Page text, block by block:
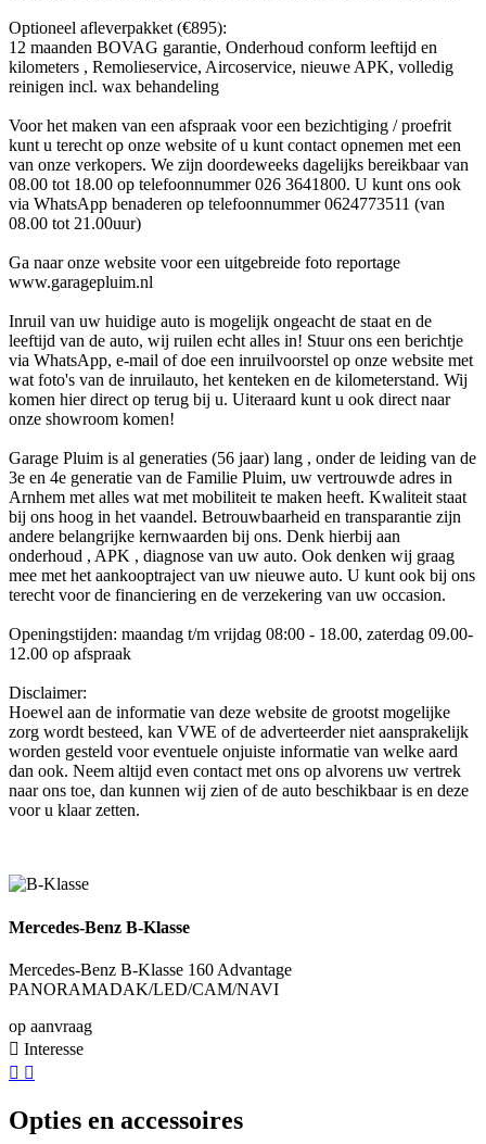
Optioneel afleverpakket (€895):
12 maanden BOVAG garantie, Onderhoud conform leeftijd en
kilometers , Remolieservice, Aircoservice, nieuwe APK, volledig
reinigen incl. wax behandeling
Voor het maken van een afspraak voor een bezichtiging / proefrit
kunt u terecht op onze website of u kunt contact opnemen met een
van onze verkopers. We zijn doordeweeks dagelijks bereikbaar van
08.00 tot 18.00 op telefoonnummer 026 3641800. U kunt ons ook
via WhatsApp benaderen op telefoonnummer 0624773511 (van
08.00 tot 21.00uur)
Ga naar onze website voor een uitgebreide foto reportage
www.garagepluim.nl
Inruil van uw huidige auto is mogelijk ongeacht de staat en de
leeftijd van de auto, wij ruilen echt alles in! Stuur ons een berichtje
via WhatsApp, e-mail of doe een inruilvoorstel op onze website met
wat foto's van de inruilauto, het kenteken en de kilometerstand. Wij
komen hier direct op terug bij u. Uiteraard kunt u ook direct naar
onze showroom komen!
Garage Pluim is al generaties (56 jaar) lang , onder de leiding van de
3e en 4e generatie van de Familie Pluim, uw vertrouwde adres in
Arnhem met alles wat met mobiliteit te maken heeft. Kwaliteit staat
bij ons hoog in het vaandel. Betrouwbaarheid en transparantie zijn
andere belangrijke kernwaarden bij ons. Denk hierbij aan
onderhoud , APK , diagnose van uw auto. Ook denken wij graag
mee met het aankooptraject van uw nieuwe auto. U kunt ook bij ons
terecht voor de financiering en de verzekering van uw occasion.
Openingstijden: maandag t/m vrijdag 08:00 - 18.00, zaterdag 09.00-
12.00 op afspraak
Disclaimer:
Hoewel aan de informatie van deze website de grootst mogelijke
zorg wordt besteed, kan VWE of de adverteerder niet aansprakelijk
worden gesteld voor eventuele onjuiste informatie van welke aard
dan ook. Neem altijd even contact met ons op alvorens uw vertrek
naar ons toe, dan kunnen wij zien of de auto beschikbaar is en deze
voor u klaar zetten.
Mercedes-Benz B-Klasse
Mercedes-Benz B-Klasse 160 Advantage
PANORAMADAK/LED/CAM/NAVI
op aanvraag
Interesse
Opties en accessoires